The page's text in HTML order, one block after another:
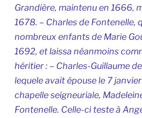
Grandière, maintenu en 1666,
1678. – Charles de Fontenelle,
nombreux enfants de Marie
1692, et laissa néanmoins
héritier : – Charles-Guillaume
lequele avait épouse le 7
chapelle seigneuriale,
Fontenelle. Celle-ci teste à